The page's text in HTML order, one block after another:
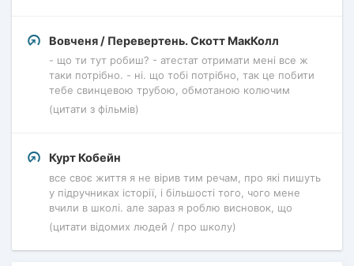
Вовченя / Перевертень. Скотт МакКолл
- що ти тут робиш? - атестат отримати мені все ж
таки потрібно. - ні. що тобі потрібно, так це побити
тебе свинцевою трубою, обмотаною колючим
(цитати з фільмів)
Курт Кобейн
все своє життя я не вірив тим речам, про які пишуть
у підручниках історії, і більшості того, чого мене
вчили в школі. але зараз я роблю висновок, що
(цитати відомих людей / про школу)